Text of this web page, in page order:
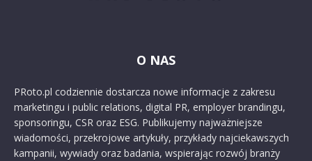
O NAS
PRoto.pl codziennie dostarcza nowe informacje z zakresu
marketingu i public relations, digital PR, employer brandingu,
sponsoringu, CSR oraz ESG. Publikujemy najważniejsze
wiadomości, przekrojowe artykuły, przykłady najciekawszych
kampanii, wywiady oraz badania, wspierając rozwój branży